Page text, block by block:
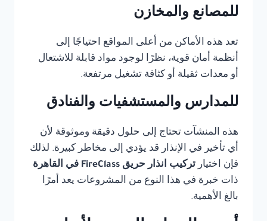
للمصانع والمخازن
تعد هذه الأماكن من أعلى المواقع احتياجًا إلى
أنظمة أمان قوية، نظرًا لوجود مواد قابلة للاشتعال
أو معدات ثقيلة أو كثافة تشغيل مرتفعة.
للمدارس والمستشفيات والفنادق
هذه المنشآت تحتاج إلى حلول دقيقة وموثوقة لأن
أي تأخير في الإنذار قد يؤدي إلى مخاطر كبيرة. لذلك
فإن اختيار تركيب انذار حريق FireClass في القاهرة
ذات خبرة في هذا النوع من المشروعات يعد أمرًا
بالغ الأهمية.